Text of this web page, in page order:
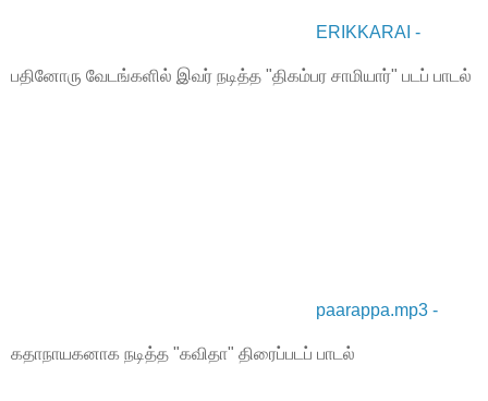
ERIKKARAI -
பதினோரு வேடங்களில் இவர் நடித்த "திகம்பர சாமியார்" படப் பாடல்
paarappa.mp3 -
கதாநாயகனாக நடித்த "கவிதா" திரைப்படப் பாடல்